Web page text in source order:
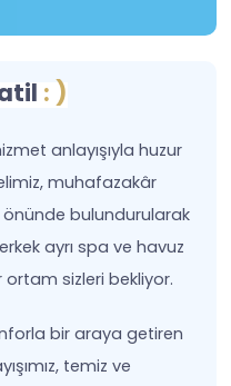
: )
anlayışıyla huzur
muhafazakâr
bulundurularak
ayrı spa ve havuz
ortam sizleri bekliyor.
bir araya getiren
temiz ve